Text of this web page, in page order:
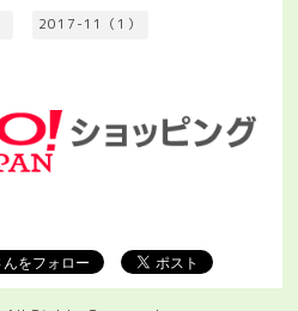
2017-11（1）